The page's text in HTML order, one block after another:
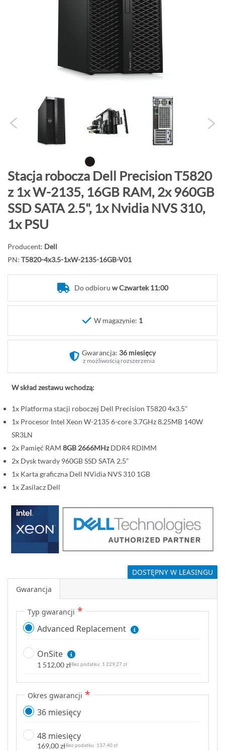
P
z
e
j
ź
n
c
t
Stacja robocza Dell Precision T5820
z 1x W-2135, 16GB RAM, 2x 960GB
SSD SATA 2.5", 1x Nvidia NVS 310,
1x PSU
Producent: Dell
PN: T5820-4x3.5-1xW-2135-16GB-V01
Do odbioru w Czwartek 11:00
W magazynie: 1
Gwarancja: 36 miesięcy
z możliwością rozszerzenia
W skład zestawu wchodzą:
1x Platforma stacji roboczej Dell Precision T5820 4x3.5"
1x Procesor Intel Xeon W-2135 6-core 3.7GHz 8.25MB 140W
SR3LN
2x Pamięć RAM 8GB 2666MHzDDR4 RDIMM
2x Dysk twardy 960GB SSD SATA 2.5"
1x Karta graficzna Dell NVidia NVS 310 1GB
1x Zasilacz Dell
DOSTĘPNY W LEASINGU
Gwarancja
Typ gwarancji
Advanced Replacement
OnSite
1 512,00 zł 1 229,27 zł
Okres gwarancji
36 miesięcy
48 miesięcy
169,00 zł 137,40 zł